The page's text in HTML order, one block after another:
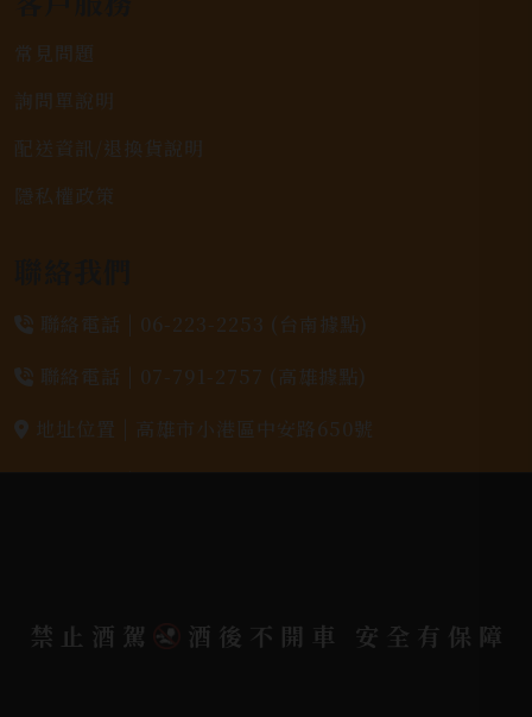
常見問題
詢問單說明
配送資訊/退換貨說明
隱私權政策
聯絡電話 | 06-223-2253 (台南據點)
聯絡電話 | 07-791-2757 (高雄據點)
地址位置 | 高雄市小港區中安路650號
電郵信箱 |yixin7917909@gmail.com
2026. All rights reserved.
Designed By
禁止酒駕 酒後不開車 安全有保障